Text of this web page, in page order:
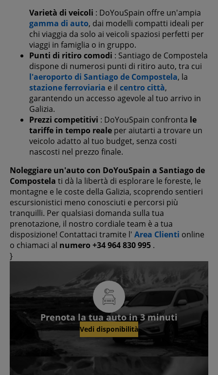
Varietà di veicoli : DoYouSpain offre un'ampia
gamma di auto, dai modelli compatti ideali per
chi viaggia da solo ai veicoli spaziosi perfetti per
viaggi in famiglia o in gruppo.
Punti di ritiro comodi : Santiago de Compostela
dispone di numerosi punti di ritiro auto, tra cui
l'aeroporto di Santiago de Compostela, la
stazione ferroviaria e il centro città,
garantendo un accesso agevole al tuo arrivo in
Galizia.
Prezzi competitivi : DoYouSpain confronta le
tariffe in tempo reale per aiutarti a trovare un
veicolo adatto al tuo budget, senza costi
nascosti nel prezzo finale.
Noleggiare un'auto con DoYouSpain a Santiago de
Compostela ti dà la libertà di esplorare le foreste, le
montagne e le coste della Galizia, scoprendo sentieri
escursionistici meno conosciuti e percorsi più
tranquilli. Per qualsiasi domanda sulla tua
prenotazione, il nostro cordiale team è a tua
disposizione! Contattaci tramite l' Area Clienti online
o chiamaci al numero +34 964 830 995 .
}
Prenota la tua auto in 3 minuti
Vedi disponibilità